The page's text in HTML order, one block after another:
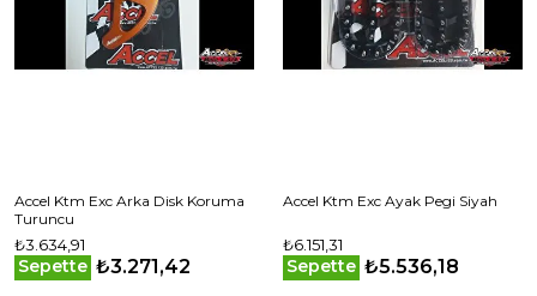
Accel Ktm Exc Arka Disk Koruma
Turuncu
₺3.634,91
Sepette ₺3.271,42
Accel Ktm Exc Ayak Pegi Siyah
₺6.151,31
Sepette ₺5.536,18